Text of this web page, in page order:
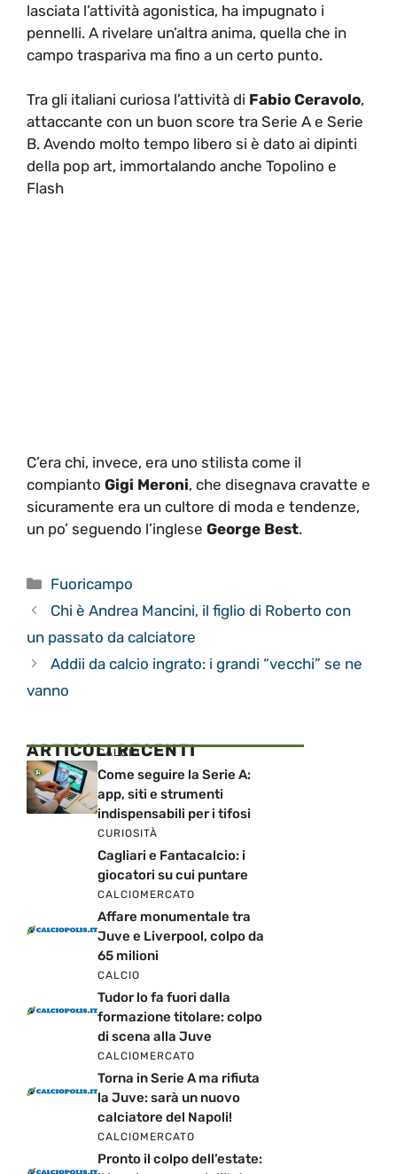
lasciata l’attività agonistica, ha impugnato i
pennelli. A rivelare un’altra anima, quella che in
campo traspariva ma fino a un certo punto.
Tra gli italiani curiosa l’attività di Fabio Ceravolo,
attaccante con un buon score tra Serie A e Serie
B. Avendo molto tempo libero si è dato ai dipinti
della pop art, immortalando anche Topolino e
Flash
C’era chi, invece, era uno stilista come il
compianto Gigi Meroni, che disegnava cravatte e
sicuramente era un cultore di moda e tendenze,
un po’ seguendo l’inglese George Best.
Categorie
Fuoricampo
Chi è Andrea Mancini, il figlio di Roberto con
un passato da calciatore
Addii da calcio ingrato: i grandi “vecchi” se ne
vanno
ARTICOLI RECENTI
CALCIO
Come seguire la Serie A:
app, siti e strumenti
indispensabili per i tifosi
CURIOSITÀ
Cagliari e Fantacalcio: i
giocatori su cui puntare
CALCIOMERCATO
Affare monumentale tra
Juve e Liverpool, colpo da
65 milioni
CALCIO
Tudor lo fa fuori dalla
formazione titolare: colpo
di scena alla Juve
CALCIOMERCATO
Torna in Serie A ma rifiuta
la Juve: sarà un nuovo
calciatore del Napoli!
CALCIOMERCATO
Pronto il colpo dell’estate: